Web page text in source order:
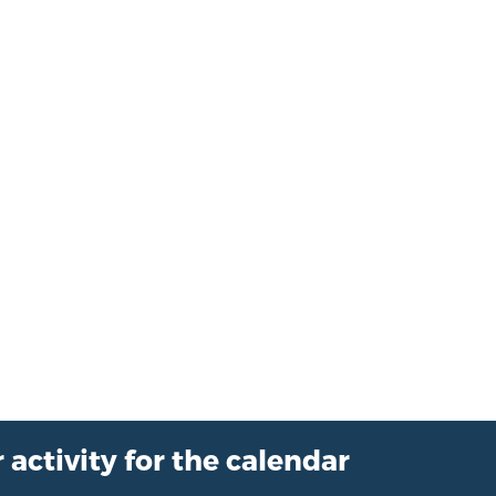
activity for the calendar